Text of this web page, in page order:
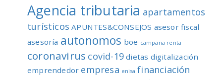
Agencia tributaria apartamentos
turísticos APUNTES&CONSEJOS asesor fiscal
asesoría autonomos boe campaña renta
coronavirus covid-19 dietas digitalización
emprendedor empresa enisa financiación